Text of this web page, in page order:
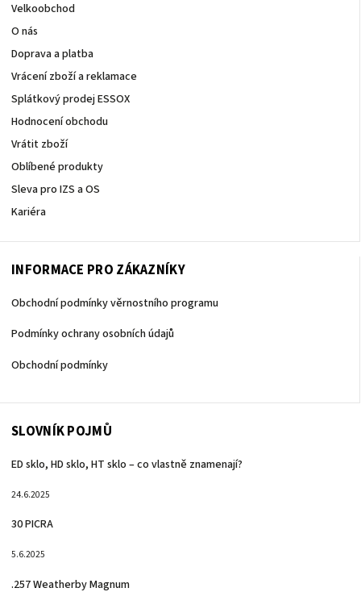
Velkoobchod
O nás
Doprava a platba
Vrácení zboží a reklamace
Splátkový prodej ESSOX
Hodnocení obchodu
Vrátit zboží
Oblíbené produkty
Sleva pro IZS a OS
Kariéra
INFORMACE PRO ZÁKAZNÍKY
Obchodní podmínky věrnostního programu
Podmínky ochrany osobních údajů
Obchodní podmínky
SLOVNÍK POJMŮ
ED sklo, HD sklo, HT sklo – co vlastně znamenají?
24.6.2025
30 PICRA
5.6.2025
.257 Weatherby Magnum